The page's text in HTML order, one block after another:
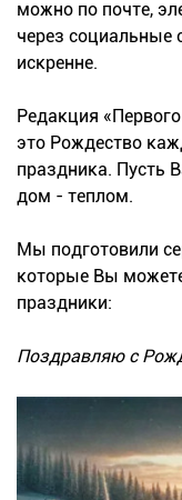
можно по почте,
через социальные
искренне.
Редакция
это Рождество
праздника. Пусть
дом - теплом.
Мы подготовили
которые Вы
праздники:
Поздравляю с